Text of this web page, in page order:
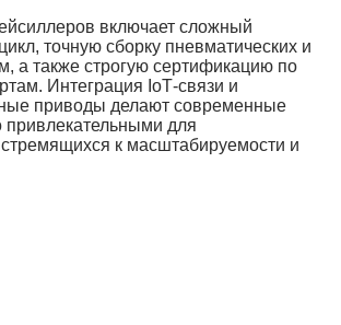
включает сложный
точную сборку пневматических и
а также строгую сертификацию по
Интеграция IoT‑связи и
приводы делают современные
привлекательными для
к масштабируемости и